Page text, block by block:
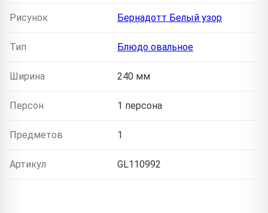
Рисунок Бернадотт Белый узор
Тип Блюдо овальное
Ширина 240 мм
Персон 1 персона
Предметов 1
Артикул GL110992